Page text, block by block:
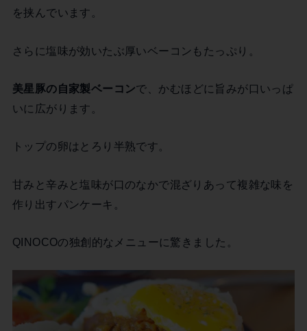
を挟んでいます。
さらに塩味が効いたぶ厚いベーコンもたっぷり。
美星豚の自家製ベーコンで、かむほどに旨みが口いっぱ
いに広がります。
トップの卵はとろり半熟です。
甘みと辛みと塩味が口のなかで混ざりあって複雑な味を
作り出すパンケーキ。
QINOCOの独創的なメニューに驚きました。